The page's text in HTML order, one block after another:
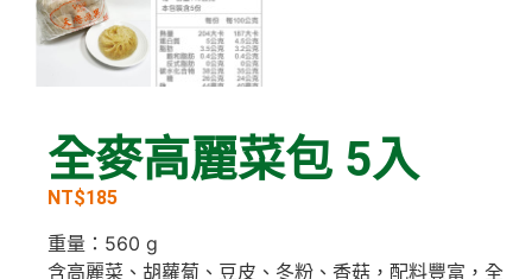
全麥高麗菜包 5入
NT$185
重量：560 g
含高麗菜、胡蘿蔔、豆皮、冬粉、香菇，配料豐富，全